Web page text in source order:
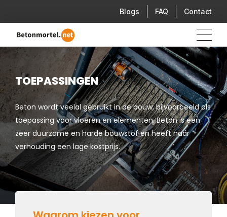
Blogs FAQ Contact
TOEPASSINGEN
Beton wordt veelal gebruikt in de bouw, bijvoorbeeld als
toepassing voor vloeren en elementen. Beton is een
zeer duurzame en harde bouwstof en heeft naar
verhouding een lage kostprijs.